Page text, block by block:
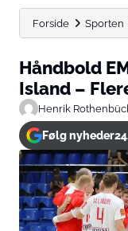
Forside Sporten
Håndbold
Island –
Henrik
Følg